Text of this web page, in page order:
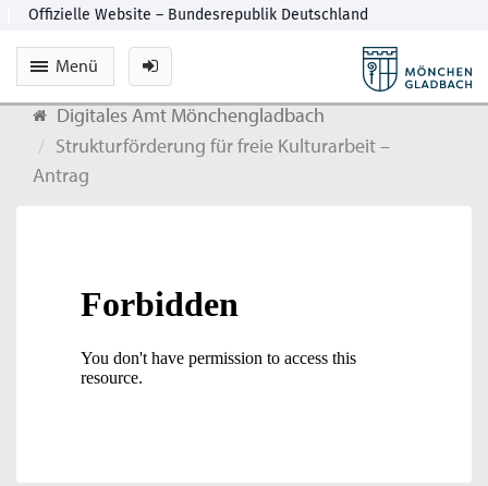
Menü
Digitales Amt Mönchengladbach
Strukturförderung für freie Kulturarbeit –
Antrag